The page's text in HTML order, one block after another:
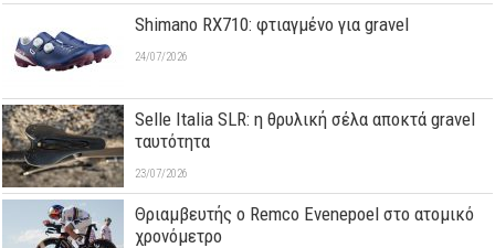
Shimano RX710: φτιαγμένο για gravel
24/07/2026
Selle Italia SLR: η θρυλική σέλα αποκτά gravel
ταυτότητα
23/07/2026
Θριαμβευτής ο Remco Evenepoel στο ατομικό
χρονόμετρο